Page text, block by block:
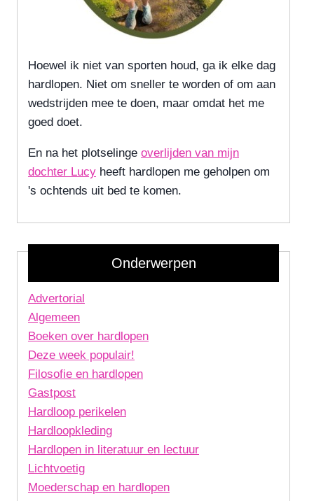
Hoewel ik niet van sporten houd, ga ik elke dag
hardlopen. Niet om sneller te worden of om aan
wedstrijden mee te doen, maar omdat het me
goed doet.
En na het plotselinge overlijden van mijn
dochter Lucy heeft hardlopen me geholpen om
's ochtends uit bed te komen.
Onderwerpen
Advertorial
Algemeen
Boeken over hardlopen
Deze week populair!
Filosofie en hardlopen
Gastpost
Hardloop perikelen
Hardloopkleding
Hardlopen in literatuur en lectuur
Lichtvoetig
Moederschap en hardlopen